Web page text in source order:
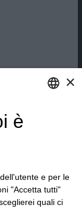
×
è
e per le
"Accetta tutti"
quali ci